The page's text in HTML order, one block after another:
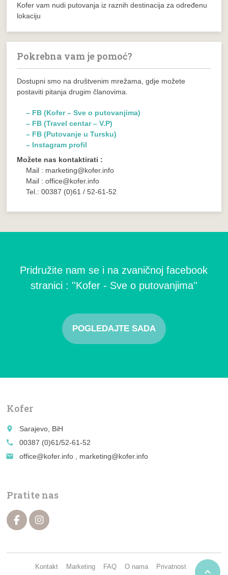
Kofer vam nudi putovanja iz raznih destinacija za određenu
lokaciju
Pokrebna vam je pomoć?
Dostupni smo na društvenim mrežama, gdje možete
postaviti pitanja drugim članovima.
– FB (Kofer – Sve o putovanjima)
– FB (Travel centar – V.P)
– FB (Putovanje u Tursku)
– Instagram profil
Možete nas kontaktirati :
Mail : marketing@kofer.info
Mail : office@kofer.info
Tel.: 00387 (0)61 / 52-61-52
Pridružite nam se i na zvaničnoj facebook
stranici : ''Kofer - Sve o putovanjima''
POGLEDAJTE SADA
Kofer
place
Sarajevo, BiH
call
00387 (0)61/52-61-52
email
office@kofer.info , marketing@kofer.info
Pratite nas
Kontakt Marketing FAQ O nama Privatnost 